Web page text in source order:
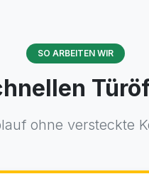
SO ARBEITEN WIR
ohne versteckte